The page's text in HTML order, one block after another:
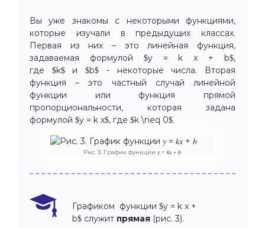
Вы уже знакомы с некоторыми функциями,
которые изучали в предыдущих классах.
Первая из них – это линейная функция,
задаваемая формулой $y = k x + b$,
где $k$ и $b$ - некоторые числа. Вторая
функция – это частный случай линейной
функции или функция прямой
пропорциональности, которая задана
формулой $y = k x$, где $k \neq 0$.
Рис. 3. График функции 𝑦 = 𝑘𝑥 + 𝑏
Графиком функции $y = k x +
b$ служит прямая (рис. 3).